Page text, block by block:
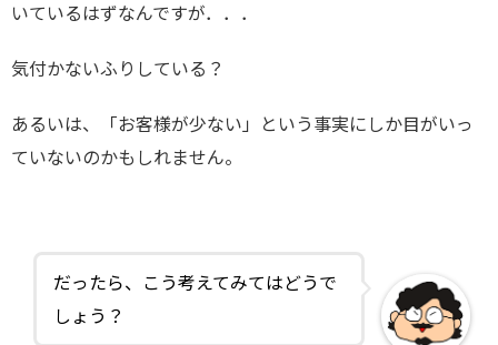
いているはずなんですが．．．
気付かないふりしている？
あるいは、「お客様が少ない」という事実にしか目がいっ
ていないのかもしれません。
だったら、こう考えてみてはどうで
しょう？